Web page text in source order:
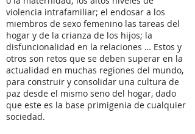
violencia intrafamiliar; el endosar a los
miembros de sexo femenino las tareas del
hogar y de la crianza de los hijos; la
disfuncionalidad en la relaciones … Estos y
otros son retos que se deben superar en la
actualidad en muchas regiones del mundo,
para construir y consolidar una cultura de
paz desde el mismo seno del hogar, dado
que este es la base primigenia de cualquier
sociedad.